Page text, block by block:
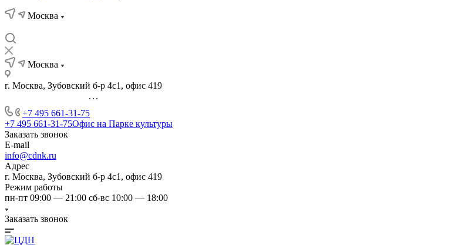
Москва
Москва
г. Москва, Зубовский б-р 4с1, офис 419
...
+7 495 661-31-75
+7 495 661-31-75Офис на Парке культуры
Заказать звонок
E-mail
info@cdnk.ru
Адрес
г. Москва, Зубовский б-р 4с1, офис 419
Режим работы
пн-пт 09:00 — 21:00 сб-вс 10:00 — 18:00
Заказать звонок